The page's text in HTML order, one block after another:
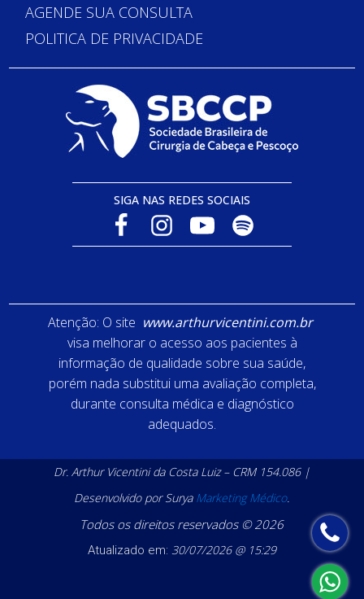
AGENDE SUA CONSULTA
POLITICA DE PRIVACIDADE
SIGA NAS REDES SOCIAIS
Atenção: O site www.arthurvicentini.com.br
visa melhorar o acesso aos pacientes à
informação de qualidade sobre sua saúde,
porém nada substitui uma avaliação completa,
durante consulta médica e diagnóstico
adequados.
Dr. Arthur Vicentini da Costa Luiz – CRM 154.086 |
Desenvolvido por Surya Marketing Médico.
Todos os direitos reservados © 2026
Atualizado em: 30/07/2026 @ 15:29